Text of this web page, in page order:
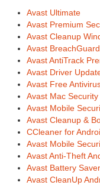
Avast Ultimate
Avast Premium
Avast Cleanup
Avast BreachGuard
Avast AntiTrack
Avast Driver
Avast Free
Avast Mac Security
Avast Mobile
Avast Cleanup &
CCleaner for
Avast Mobile
Avast Anti-Theft
Avast Battery
Avast CleanUp